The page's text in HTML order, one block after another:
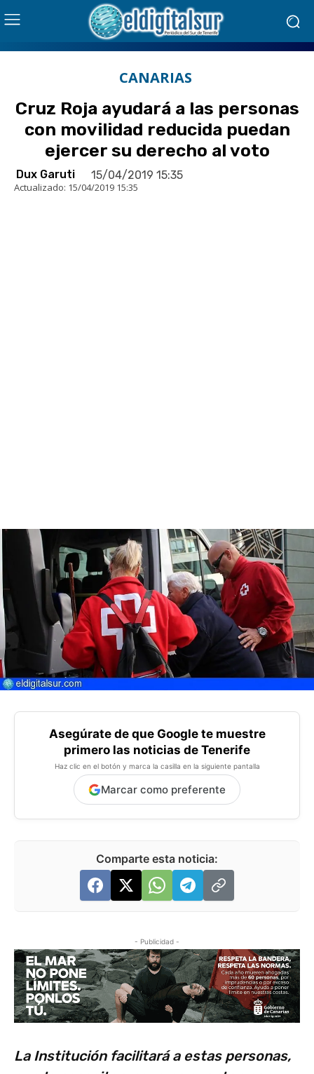
CANARIAS
Cruz Roja ayudará a las personas
con movilidad reducida puedan
ejercer su derecho al voto
Dux Garuti 15/04/2019 15:35
Actualizado: 15/04/2019 15:35
Asegúrate de que Google te muestre
primero las noticias de Tenerife
Haz clic en el botón y marca la casilla en la siguiente pantalla
Marcar como preferente
Comparte esta noticia:
- Publicidad -
La Institución facilitará a estas personas,